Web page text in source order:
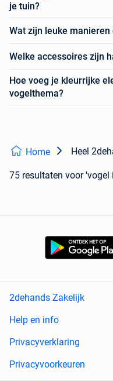
je tuin?
Wat zijn leuke
Welke accessoires zijn
Hoe voeg je kleurrijke
vogelthema?
Home Heel
75 resultaten voor 'vogel
2dehands Zakelijk
Help en info
Privacyverklaring
Privacyvoorkeuren